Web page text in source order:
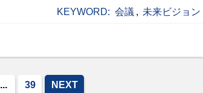
KEYWORD: 会議 , 未来ビジョン
... 39 NEXT